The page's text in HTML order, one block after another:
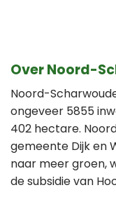
Over Noord-
Noord-
ongeveer 5855
402 hectare.
gemeente Dijk en
naar meer groen,
de subsidie van